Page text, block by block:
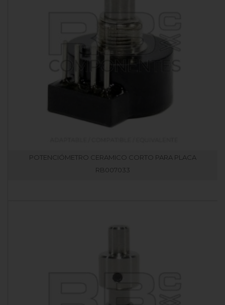
POTENCIÓMETRO CERAMICO CORTO PARA PLACA
RB007033